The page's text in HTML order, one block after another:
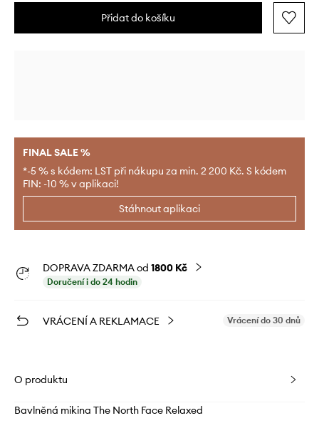
Přidat do košíku
FINAL SALE %
*-5 % s kódem: LST při nákupu za min. 2 200 Kč. S kódem
FIN: -10 % v aplikaci!
Stáhnout aplikaci
DOPRAVA ZDARMA od 1800 Kč
Doručení i do 24 hodin
VRÁCENÍ A REKLAMACE Vrácení do 30 dnů
O produktu
Bavlněná mikina The North Face Relaxed